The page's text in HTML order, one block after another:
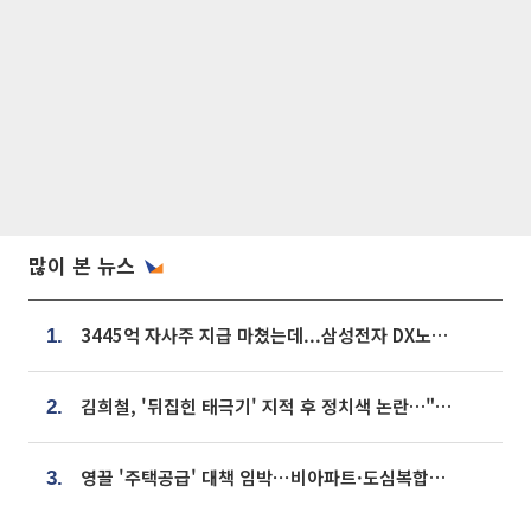
많이 본 뉴스
1. 3445억 자사주 지급 마쳤는데...삼성전자 DX노조, 뒤늦은 '떼쓰기 집회'
2. 김희철, '뒤집힌 태극기' 지적 후 정치색 논란…"좌우 떠나 우리나라 국기"
3. 영끌 '주택공급' 대책 임박⋯비아파트·도심복합까지 총동원